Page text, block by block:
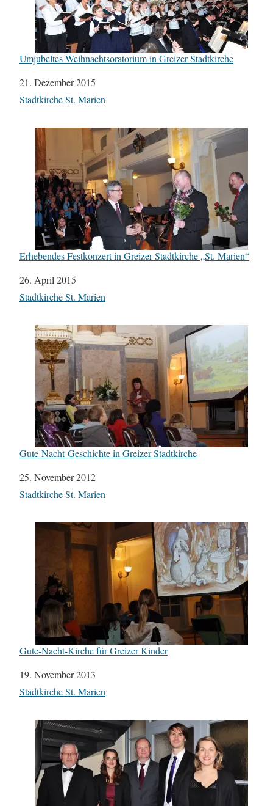
Umjubeltes Weihnachtsoratorium in Greizer Stadtkirche
Datum
21. Dezember 2015
In Bezug auf
Stadtkirche St. Marien
Erhebendes Festkonzert in Greizer Stadtkirche „St. Marien“
Datum
26. April 2015
In Bezug auf
Stadtkirche St. Marien
Gute-Nacht-Geschichte in Greizer Stadtkirche
Datum
25. November 2012
In Bezug auf
Stadtkirche St. Marien
Gute-Nacht-Kirche für Greizer Kinder
Datum
19. November 2013
In Bezug auf
Stadtkirche St. Marien